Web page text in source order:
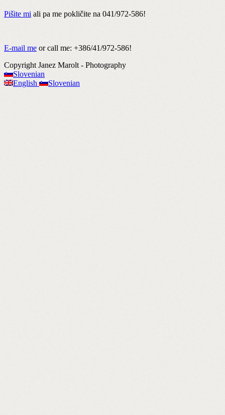
Pišite mi ali pa me pokličite na 041/972-586!
E-mail me or call me: +386/41/972-586!
Copyright Janez Marolt - Photography
Slovenian
English
Slovenian